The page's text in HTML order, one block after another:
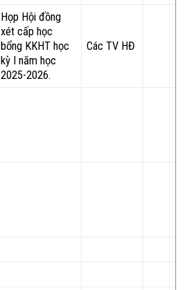
Họp Hội đồng
xét cấp học
bổng KKHT học
kỳ I năm học
2025-2026.
Các TV HĐ